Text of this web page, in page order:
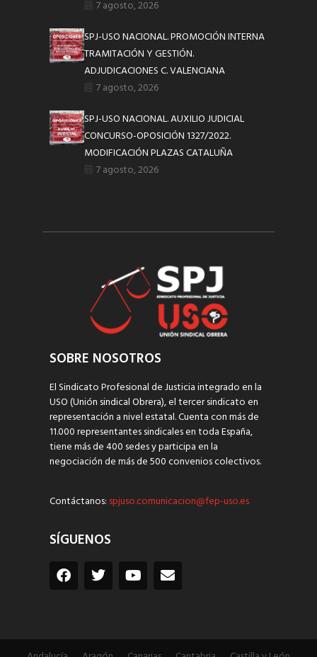
7 agosto, 2026
SPJ-USO NACIONAL. PROMOCIÓN INTERNA
TRAMITACIÓN Y GESTIÓN.
ADJUDICACIONES C. VALENCIANA
7 agosto, 2026
SPJ-USO NACIONAL. AUXILIO JUDICIAL
CONCURSO-OPOSICIÓN 1327/2022.
MODIFICACIÓN PLAZAS CATALUÑA
7 agosto, 2026
SOBRE NOSOTROS
El Sindicato Profesional de Justicia integrado en la
USO (Unión sindical Obrera), el tercer sindicato en
representación a nivel estatal. Cuenta con más de
11.000 representantes sindicales en toda España,
tiene más de 400 sedes y participa en la
negociación de más de 500 convenios colectivos.
Contáctanos: spjuso.comunicacion@fep-uso.es
SÍGUENOS